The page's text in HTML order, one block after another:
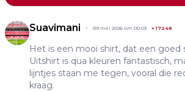
Suavimani 09 mei 2026 om 00:03 +17248
Het is een mooi shirt, dat een goed
Uitshirt is qua kleuren fantastisch,
lijntjes staan me tegen, vooral die
kraag.